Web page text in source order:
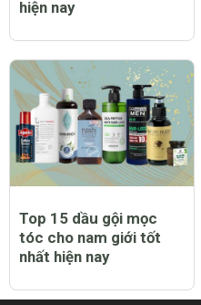
hiện nay
Top 15 dầu gội mọc
tóc cho nam giới tốt
nhất hiện nay